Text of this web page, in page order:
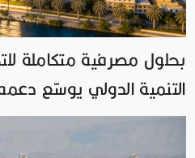
بحلول مصرفية متكاملة
التنمية الدولي يوسّع